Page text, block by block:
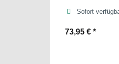
Sofort
73,95 € *